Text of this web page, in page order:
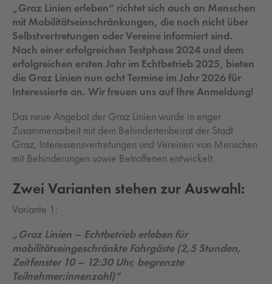
„Graz Linien erleben“ richtet sich auch an Menschen
mit Mobilitätseinschränkungen, die noch nicht über
Selbstvertretungen oder Vereine informiert sind.
Nach einer erfolgreichen Testphase 2024 und dem
erfolgreichen ersten Jahr im Echtbetrieb 2025, bieten
die Graz Linien nun acht Termine im Jahr 2026 für
Interessierte an. Wir freuen uns auf Ihre Anmeldung!
Das neue Angebot der Graz Linien wurde in enger
Zusammenarbeit mit dem Behindertenbeirat der Stadt
Graz, Interessensvertretungen und Vereinen von Menschen
mit Behinderungen sowie Betroffenen entwickelt.
Zwei Varianten stehen zur Auswahl:
Variante 1:
„Graz Linien – Echtbetrieb erleben für
mobilitätseingeschränkte Fahrgäste (2,5 Stunden,
Zeitfenster 10 – 12:30 Uhr, begrenzte
Teilnehmer:innenzahl)“